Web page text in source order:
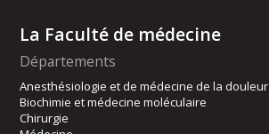
La Faculté de médecine
Départements
Anesthésiologie et de médecine de la douleur
Biochimie et médecine moléculaire
Chirurgie